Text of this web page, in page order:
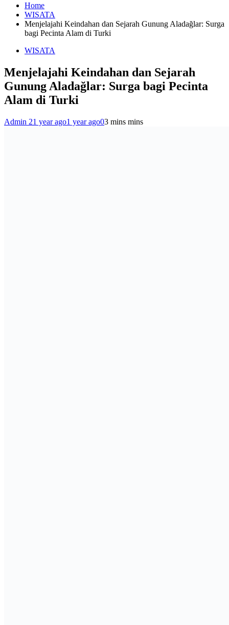
Home
WISATA
Menjelajahi Keindahan dan Sejarah Gunung Aladağlar: Surga
bagi Pecinta Alam di Turki
WISATA
Menjelajahi Keindahan dan Sejarah
Gunung Aladağlar: Surga bagi Pecinta
Alam di Turki
Admin 21 year ago1 year ago03 mins mins